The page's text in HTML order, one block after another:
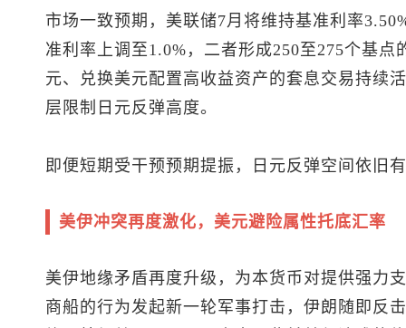
市场一致预期，美联储7月将维持基准利率
准利率上调至1.0%，二者形成250至275个基
元、兑换美元配置高收益资产的套息交易持续
层限制日元反弹高度。
即便短期受干预预期提振，日元反弹空间依旧
美伊冲突再度激化，美元避险属性托底汇率
美伊地缘矛盾再度升级，为本货币对提供强力
商船的行为发起新一轮军事打击，伊朗随即反